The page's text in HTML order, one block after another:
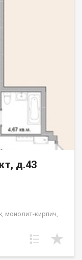
д.43
монолит-кирпич,